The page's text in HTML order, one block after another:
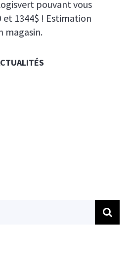
pouvant vous
1344$ ! Estimation
magasin.